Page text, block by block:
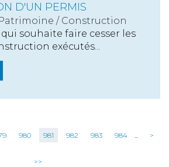
D'UN PERMIS
/ Construction
souhaite faire cesser les
exécutés...
980 981 982 983 984 ... >
>>